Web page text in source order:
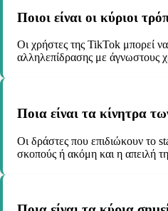
Ποιοι είναι οι κύριοι
Οι χρήστες της TikTok μπορεί
αλληλεπίδρασης με άγνωστους
Ποια είναι τα κίνητρα
Οι δράστες που επιδιώκουν το
σκοπούς ή ακόμη και η απειλή